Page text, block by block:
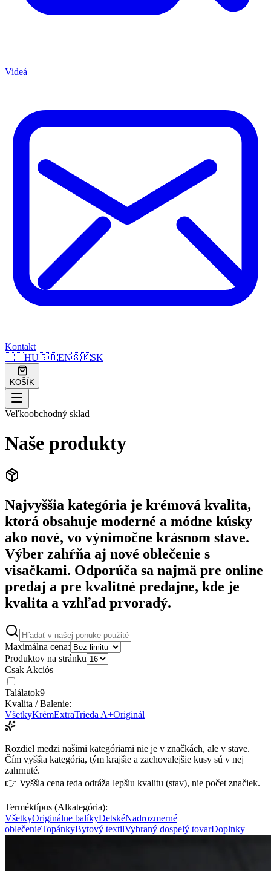
Videá
Kontakt
🇭🇺HU🇬🇧EN🇸🇰SK
KOŠÍK
Veľkoobchodný sklad
Naše produkty
Najvyššia kategória je krémová kvalita,
ktorá obsahuje moderné a módne kúsky
ako nové, vo výnimočne krásnom stave.
Výber zahŕňa aj nové oblečenie s
visačkami. Odporúča sa najmä pre online
predaj a pre kvalitné predajne, kde je
kvalita a vzhľad prvoradý.
Maximálna cena:
Produktov na stránku
Csak Akciós
Találatok9
Kvalita / Balenie:
VšetkyKrémExtraTrieda A+Originál
Rozdiel medzi našimi kategóriami nie je v značkách, ale v stave.
Čím vyššia kategória, tým krajšie a zachovalejšie kusy sú v nej
zahrnuté.
👉 Vyššia cena teda odráža lepšiu kvalitu (stav), nie počet značiek.
Terméktípus (Alkategória):
VšetkyOriginálne balíkyDetskéNadrozmerné
oblečenieTopánkyBytový textilVybraný dospelý tovarDoplnky